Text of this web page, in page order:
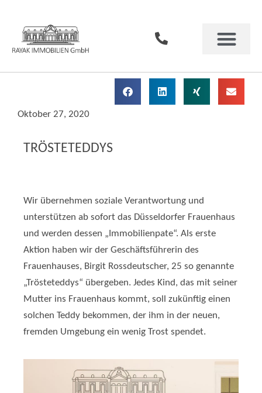
Oktober 27, 2020
Wir übernehmen soziale Verantwortung und
unterstützen ab sofort das Düsseldorfer Frauenhaus
und werden dessen „Immobilienpate“. Als erste
Aktion haben wir der Geschäftsführerin des
Frauenhauses, Birgit Rossdeutscher, 25 so genannte
„Trösteteddys“ übergeben. Jedes Kind, das mit seiner
Mutter ins Frauenhaus kommt, soll zukünftig einen
solchen Teddy bekommen, der ihm in der neuen,
fremden Umgebung ein wenig Trost spendet.